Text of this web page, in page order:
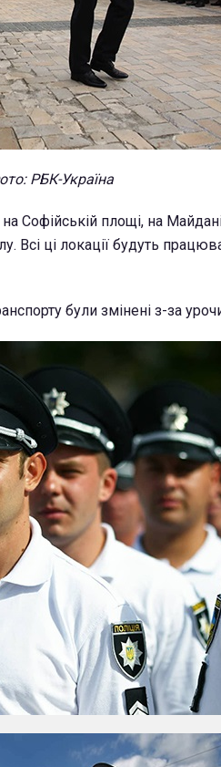
РБК-Україна
на Софійській площі, на
Всі ці локації будуть
були змінені з-за